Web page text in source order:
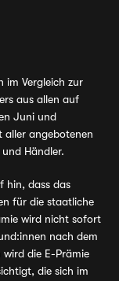
im Vergleich zur
aus allen auf
Juni und
aller angebotenen
Händler.
hin, dass das
für die staatliche
wird nicht sofort
nach dem
die E-Prämie
die sich im